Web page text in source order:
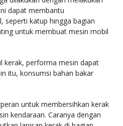
dapat membantu
seperti katup hingga bagian
untuk membuat mesin mobil
kerak, performa mesin dapat
itu, konsumsi bahan bakar
untuk membersihkan kerak
kendaraan. Caranya dengan